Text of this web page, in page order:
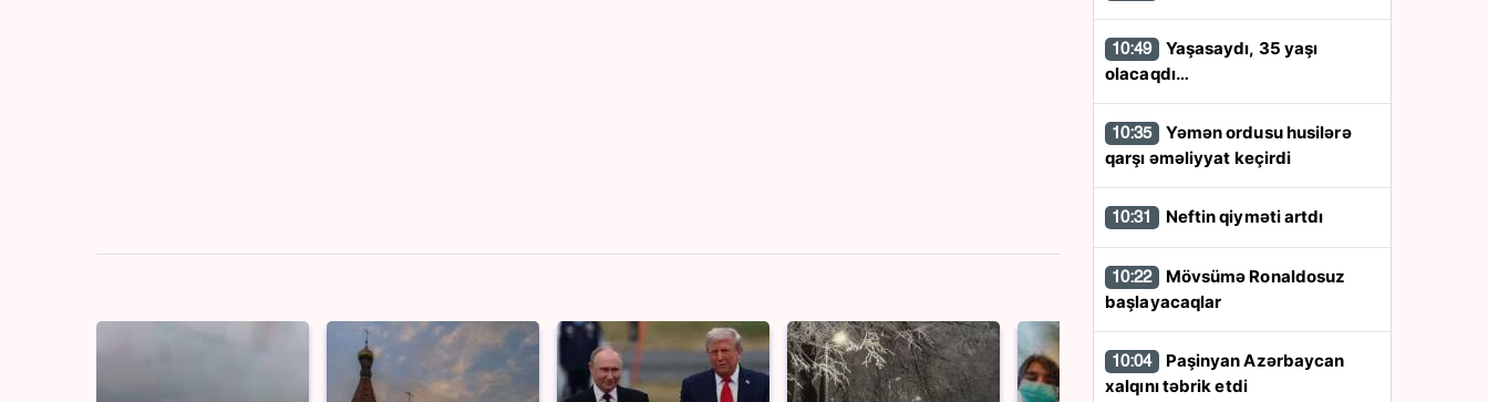
10:49
olacaqdı…
10:35
qarşı əməliyyat keçirdi
10:31 Neftin qiyməti artdı
10:22
başlayacaqlar
10:04
xalqını təbrik etdi